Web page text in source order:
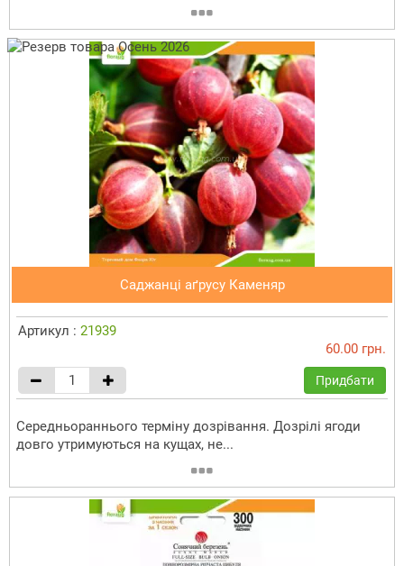
Саджанці аґрусу Каменяр
Артикул : 21939
60.00 грн.
Придбати
Середньораннього терміну дозрівання. Дозрілі ягоди
довго утримуються на кущах, не...